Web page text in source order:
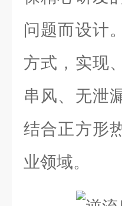
问题而设计
方式，实现
串风、无泄
结合正方形
业领域。